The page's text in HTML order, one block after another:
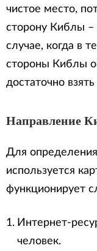
чистое место,
сторону Киблы –
случае, когда в
стороны Киблы
достаточно
Направление
Для
используется
функционирует
Интернет-
человек.